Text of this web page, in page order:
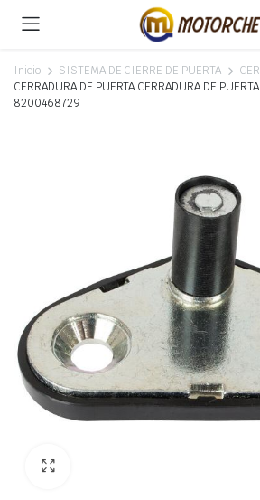
Inicio SISTEMA DE CIERRE DE PUERTA
CERRADURA DE PUERTA CERRADURA DE
8200468729